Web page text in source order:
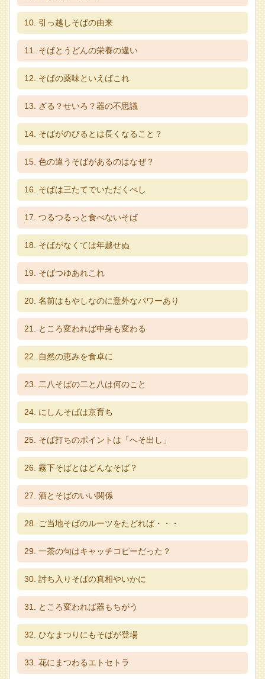
引っ越しそばの由来
そばとうどんの栄養の違い
そばの薬味といえばこれ
ざる？せいろ？器の不思議
そばがのびるとは長くなること？
色の違うそばがあるのはなぜ？
そばは三たてでいただくべし
つるつるっと食べないそば
そばがなくては年越せぬ
そばつゆあれこれ
名前はもやしなのに意外なパワーあり
ところ変われば中身も変わる
自然の恵みを食卓に
二八そばの二と八は何のこと
にしんそばは京育ち
そば打ちのポイントは「へそ出し」
霧下そばとはどんなそば？
酒とそばのいい関係
ご当地そばのルーツをたどれば・・・
一茶の句はキャッチコピーだった？
討ち入りそばの真相やいかに
ところ変われば器もちがう
ひなまつりにもそばが登場
花にまつわるエトセトラ